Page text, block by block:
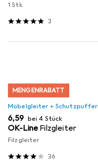
1 Stk.
3
MENGENRABATT
Möbelgleiter + Schutzpuffer
EUR
6,59 bei 4 Stück
OK-Line Filzgleiter
Filzgleiter
36